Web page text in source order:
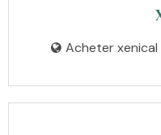
Acheter xenical